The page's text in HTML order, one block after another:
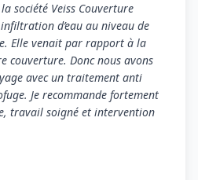
société Veiss Couverture
d’eau au niveau de
Elle venait par rapport à la
couverture. Donc nous avons
avec un traitement anti
Je recommande fortement
travail soigné et intervention